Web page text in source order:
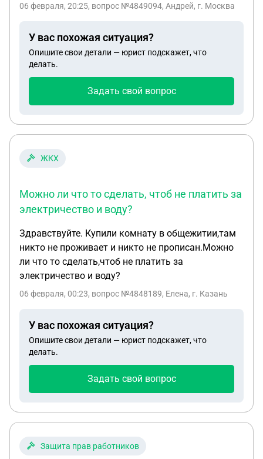
06 февраля, 20:25, вопрос №4849094, Андрей, г. Москва
У вас похожая ситуация?
Опишите свои детали — юрист подскажет, что
делать.
Задать свой вопрос
ЖКХ
Можно ли что то сделать, чтоб не платить за
электричество и воду?
Здравствуйте. Купили комнату в общежитии,там
никто не проживает и никто не прописан.Можно
ли что то сделать,чтоб не платить за
электричество и воду?
06 февраля, 00:23, вопрос №4848189, Елена, г. Казань
У вас похожая ситуация?
Опишите свои детали — юрист подскажет, что
делать.
Задать свой вопрос
Защита прав работников